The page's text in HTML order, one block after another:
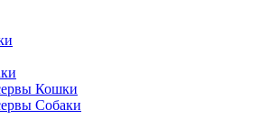
Кошки
Собаки